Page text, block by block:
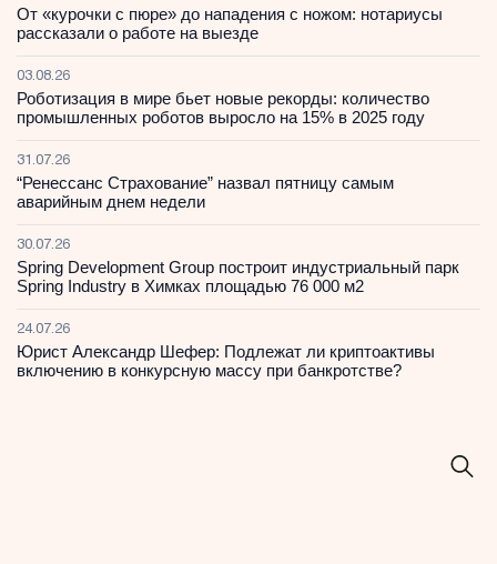
От «курочки с пюре» до нападения с ножом: нотариусы
рассказали о работе на выезде
03.08.26
Роботизация в мире бьет новые рекорды: количество
промышленных роботов выросло на 15% в 2025 году
31.07.26
“Ренессанс Страхование” назвал пятницу самым
аварийным днем недели
30.07.26
Spring Development Group построит индустриальный парк
Spring Industry в Химках площадью 76 000 м2
24.07.26
Юрист Александр Шефер: Подлежат ли криптоактивы
включению в конкурсную массу при банкротстве?